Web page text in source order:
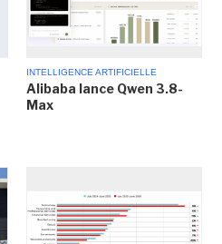
INTELLIGENCE ARTIFICIELLE
Alibaba lance Qwen 3.8-
Max